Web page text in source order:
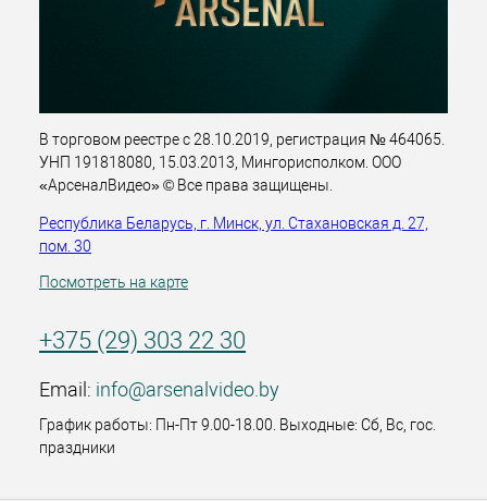
В торговом реестре с 28.10.2019, регистрация № 464065.
УНП 191818080, 15.03.2013, Мингорисполком. ООО
«АрсеналВидео» © Все права защищены.
Республика Беларусь, г. Минск, ул. Стахановская д. 27,
пом. 30
Посмотреть на карте
+375 (29) 303 22 30
Email: info@arsenalvideo.by
График работы: Пн-Пт 9.00-18.00. Выходные: Сб, Вс, гос.
праздники